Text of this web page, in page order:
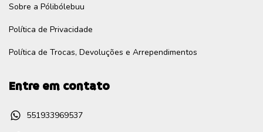
Sobre a Pólibólebuu
Política de Privacidade
Política de Trocas, Devoluções e Arrependimentos
Entre em contato
551933969537